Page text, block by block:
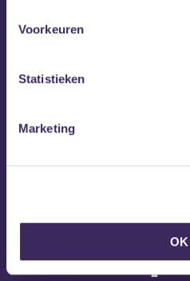
Voorkeuren
Statistieken
Marketing
OK
popgroep.
MEZZ tipt